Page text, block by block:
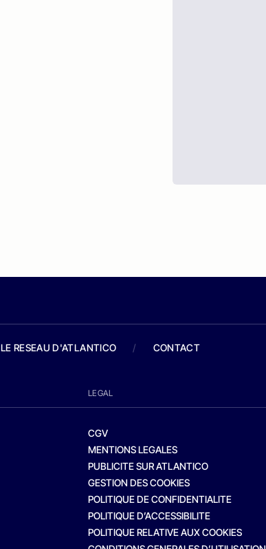
LE RESEAU D'ATLANTICO / CONTACT
LEGAL
CGV
MENTIONS LEGALES
PUBLICITE SUR ATLANTICO
GESTION DES COOKIES
POLITIQUE DE CONFIDENTIALITE
POLITIQUE D’ACCESSIBILITE
POLITIQUE RELATIVE AUX COOKIES